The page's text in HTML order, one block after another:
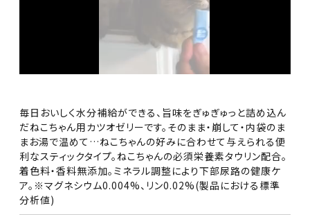
毎日おいしく水分補給ができる、旨味をぎゅぎゅっと詰め込ん
だねこちゃん用カツオゼリーです。そのまま・崩して・内袋のま
まお湯で温めて…ねこちゃんの好みに合わせて与えられる便
利なスティックタイプ。ねこちゃんの必須栄養素タウリン配合。
着色料・香料無添加。ミネラル調整により下部尿路の健康ケ
ア。※マグネシウム0.004%、リン0.02%(製品における標準
分析値)